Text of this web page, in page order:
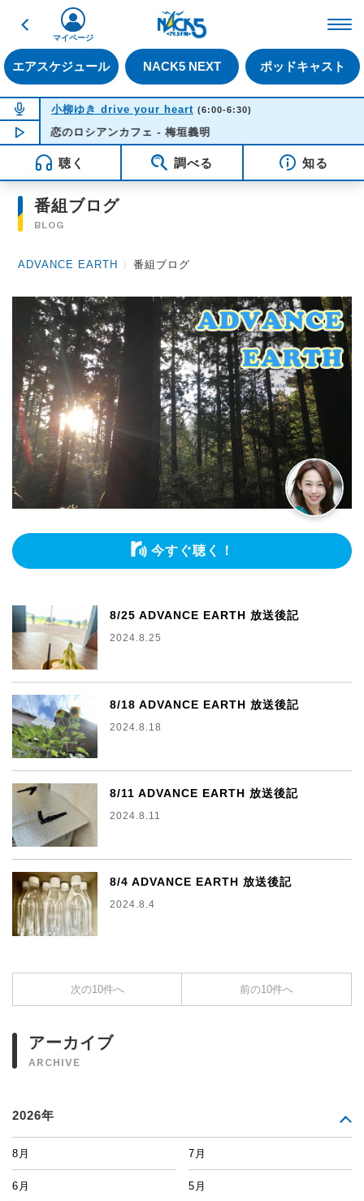
戻る
エアスケジュール NACK5 NEXT ポッドキャスト
マイページ
NOW ON AIR
小柳ゆき drive your heart (6:00-6:30)
NOW PLAYING05:42
恋のロシアンカフェ - 梅垣義明
聴く 調べる 知る
番組ブログ
BLOG
ADVANCE EARTH 〉番組ブログ
今すぐ聴く！
8/25 ADVANCE EARTH 放送後記
2024.8.25
8/18 ADVANCE EARTH 放送後記
2024.8.18
8/11 ADVANCE EARTH 放送後記
2024.8.11
8/4 ADVANCE EARTH 放送後記
2024.8.4
次の10件へ 前の10件へ
アーカイブ
ARCHIVE
2026年
8月 7月
6月 5月